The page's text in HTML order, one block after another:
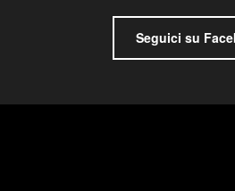
Seguici su